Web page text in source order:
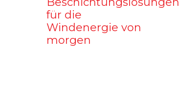
für die
Windenergie von
morgen